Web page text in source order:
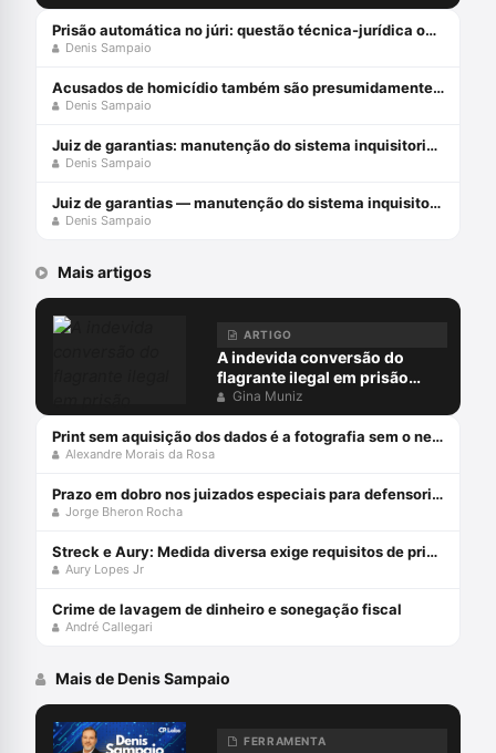
Prisão automática no júri: questão técnica-jurídica ou populismo penal?
Denis Sampaio
Acusados de homicídio também são presumidamente inocentes?!
Denis Sampaio
Juiz de garantias: manutenção do sistema inquisitorial (parte 2)
Denis Sampaio
Juiz de garantias — manutenção do sistema inquisitorial (parte 1)
Denis Sampaio
Mais artigos
ARTIGO
A indevida conversão do
flagrante ilegal em prisão
preventiva
Gina Muniz
Print sem aquisição dos dados é a fotografia sem o negativo
Alexandre Morais da Rosa
Prazo em dobro nos juizados especiais para defensorias públicas
Jorge Bheron Rocha
Streck e Aury: Medida diversa exige requisitos de prisão!
Aury Lopes Jr
Crime de lavagem de dinheiro e sonegação fiscal
André Callegari
Mais de Denis Sampaio
FERRAMENTA